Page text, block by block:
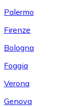
Palermo
Firenze
Bologna
Foggia
Verona
Genova